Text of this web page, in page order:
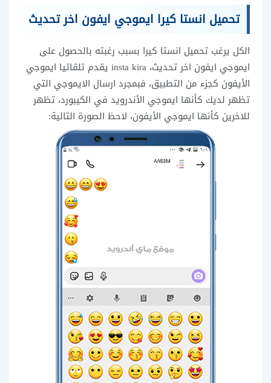
تحميل انستا كيرا ايموجي ايفون اخر تحديث
الكل يرغب تحميل انستا كيرا بسبب رغبته بالحصول على
ايموجي ايفون اخر تحديث، insta kira يقدم تلقائيا ايموجي
الأيفون كجزء من التطبيق، فبمجرد ارسال الايموجي التي
تظهر لديك كأنها ايموجي الأندرويد في الكيبورد، تظهر
للاخرين كأنها ايموجي الأيفون، لاحظ الصورة التالية: